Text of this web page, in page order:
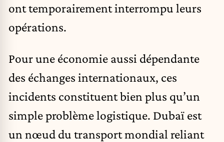
ont temporairement interrompu leurs
opérations.
Pour une économie aussi dépendante
des échanges internationaux, ces
incidents constituent bien plus qu’un
simple problème logistique. Dubaï est
un nœud du transport mondial reliant